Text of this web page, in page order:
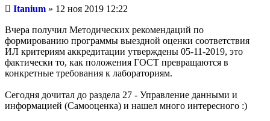
Непрочитанное
Itanium » 12 ноя 2019 12:22
Вчера получил Методических рекомендаций по
формированию программы выездной оценки соответствия
ИЛ критериям аккредитации утверждены 05-11-2019, это
фактически то, как положения ГОСТ превращаются в
конкретные требования к лабораториям.
Сегодня дочитал до раздела 27 - Управление данными и
информацией (Самооценка) и нашел много интересного :)